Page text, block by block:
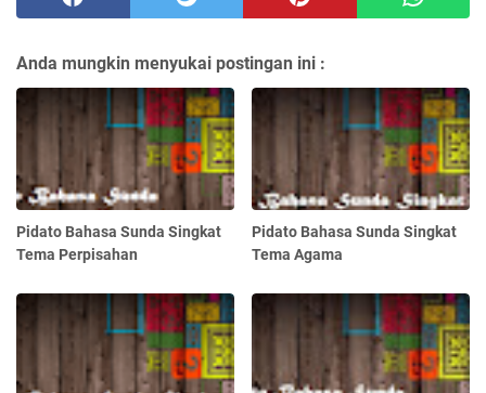
Anda mungkin menyukai postingan ini :
Pidato Bahasa Sunda Singkat
Tema Perpisahan
Pidato Bahasa Sunda Singkat
Tema Agama